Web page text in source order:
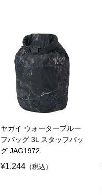
ヤガイ ウォータープルー
フバッグ 3L スタッフバッ
グ JAG1972
¥1,244 （税込）